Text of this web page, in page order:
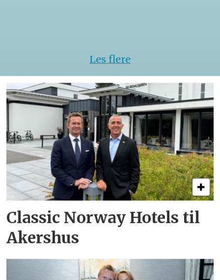
Les flere
Classic Norway Hotels til
Akershus